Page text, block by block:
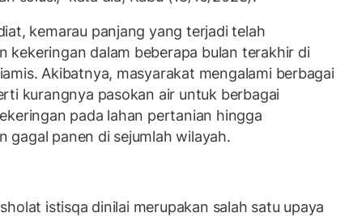
kemarau panjang yang terjadi telah
kekeringan dalam beberapa bulan terakhir di
Akibatnya, masyarakat mengalami berbagai
kurangnya pasokan air untuk berbagai
pada lahan pertanian hingga
gagal panen di sejumlah wilayah.
istisqa dinilai merupakan salah satu upaya